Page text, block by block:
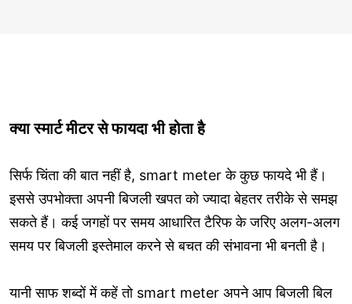
क्या स्मार्ट मीटर से फायदा भी होता है
सिर्फ चिंता की बात नहीं है, smart meter के कुछ फायदे भी हैं।
इससे उपभोक्ता अपनी बिजली खपत को ज्यादा बेहतर तरीके से समझ
सकते हैं। कई जगहों पर समय आधारित टैरिफ के जरिए अलग-अलग
समय पर बिजली इस्तेमाल करने से बचत की संभावना भी बनती है।
यानी साफ शब्दों में कहें तो smart meter अपने आप बिजली बिल